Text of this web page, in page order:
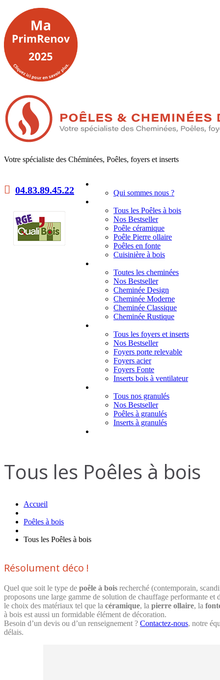
Votre spécialiste des Chéminées, Poêles, foyers et inserts
04.83.89.45.22 Qui sommes nous ?
Tous les Poêles à bois
Nos Bestseller
Poêle céramique
Poêle Pierre ollaire
Poêles en fonte
Cuisinière à bois
Toutes les cheminées
Nos Bestseller
Cheminée Design
Cheminée Moderne
Cheminée Classique
Cheminée Rustique
Tous les foyers et inserts
Nos Bestseller
Foyers porte relevable
Foyers acier
Foyers Fonte
Inserts bois à ventilateur
Tous nos granulés
Nos Bestseller
Poêles à granulés
Inserts à granulés
Tous les Poêles à bois
Accueil
Poêles à bois
Tous les Poêles à bois
Résolument déco !
Quel que soit le type de poêle à bois recherché (contemporain,
proposons une large gamme de solution de chauffage performante et
le choix des matériaux tel que la céramique, la pierre ollaire, la
à bois est aussi un formidable élément de décoration.
Besoin d’un devis ou d’un renseignement ? Contactez-nous, notre
délais.